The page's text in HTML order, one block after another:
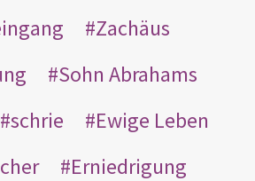
Zachäus
Sohn Abrahams
schrie
Ewige Leben
Erniedrigung